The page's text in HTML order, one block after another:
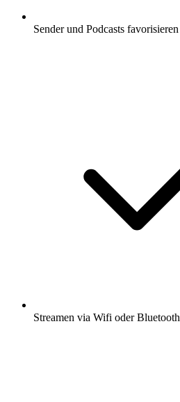
Sender und Podcasts favorisieren
Streamen via Wifi oder Bluetooth